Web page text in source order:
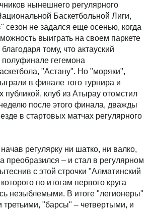
нынешнего регулярного
Баскетбольной Лиги,
сезон не задался еще осенью, когда
выиграть на своем паркете
тому, что актауский
гегемона
"Астану". Но "моряки",
в финале того турнира и
публикой, клуб из Атырау отомстил
после этого финала, дважды
в стартовых матчах регулярного
регулярку ни шатко, ни валко,
преобразился – и стал в регулярном
с этой строчки "Алматинский
по итогам первого круга
незыблемыми. В итоге "легионеры"
третьими, "барсы" – четвертыми, и